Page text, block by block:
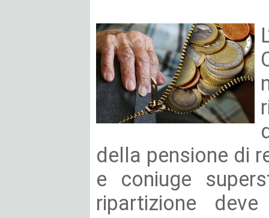
della pensione di
e coniuge
ripartizione